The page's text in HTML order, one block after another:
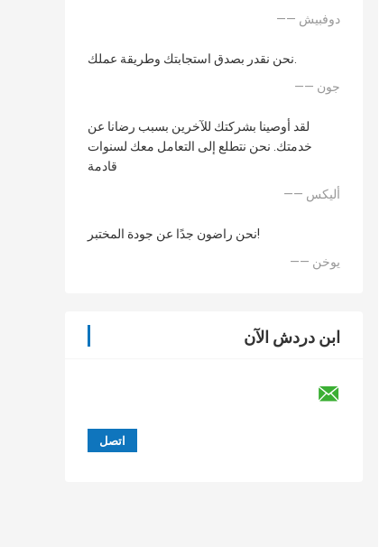
—— دوفبيش
نحن نقدر بصدق استجابتك وطريقة عملك.
—— جون
لقد أوصينا بشركتك للآخرين بسبب رضانا عن
خدمتك. نحن نتطلع إلى التعامل معك لسنوات
قادمة
—— أليكس
نحن راضون جدًا عن جودة المختبر!
—— يوخن
ابن دردش الآن